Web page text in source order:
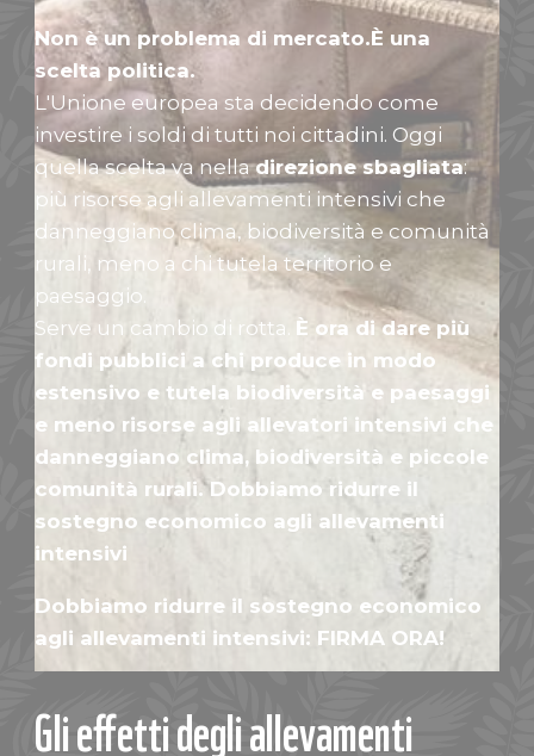
Non è un problema di mercato.È una
scelta politica.
L'Unione europea sta decidendo come
investire i soldi di tutti noi cittadini. Oggi
quella scelta va nelladirezione sbagliata:
più risorse agli allevamenti intensivi che
danneggiano clima, biodiversità e comunità
rurali, meno a chi tutela territorio e
paesaggio.
Serve un cambio di rotta. È ora di dare più
fondi pubblici a chi produce in modo
estensivo e tutela biodiversità e paesaggi
e meno risorse agli allevatori intensivi che
danneggiano clima, biodiversità e piccole
comunità rurali. Dobbiamo ridurre il
sostegno economico agli allevamenti
intensivi
Dobbiamo ridurre il sostegno economico
agli allevamenti intensivi: FIRMA ORA!
Gli effetti degli allevamenti